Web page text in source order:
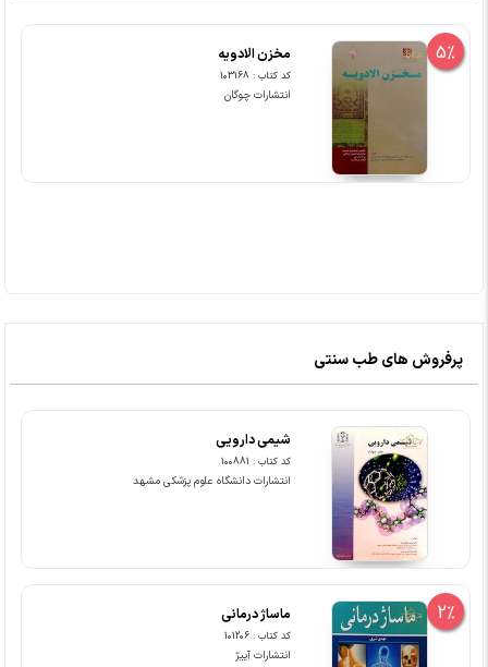
5% مخزن الادویه
کد کتاب : 103168
انتشارات چوگان
پرفروش های طب سنتی
شیمی دارویی
کد کتاب : 100881
انتشارات دانشگاه علوم پزشکی مشهد
2% ماساژ درمانی
کد کتاب : 101206
انتشارات آییژ